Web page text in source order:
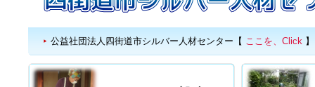
公益社団法人四街道市シルバー人材センター【 ここを、Click 】